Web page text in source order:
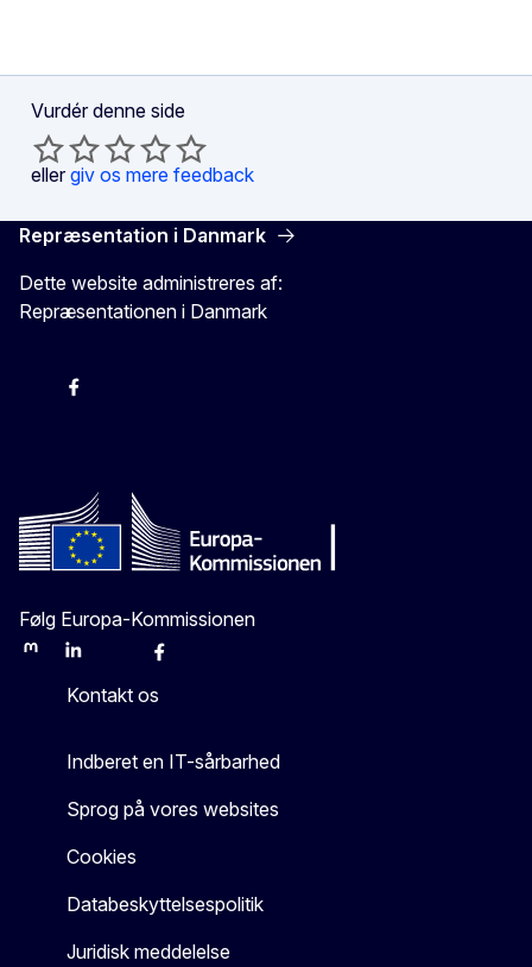
Vurdér denne side
eller giv os mere feedback
Repræsentation i Danmark
Dette website administreres af:
Repræsentationen i Danmark
Følg Europa-Kommissionen
MastodonLinkedInBlueskyFacebook
Kontakt os
Indberet en IT-sårbarhed
Sprog på vores websites
Cookies
Databeskyttelsespolitik
Juridisk meddelelse